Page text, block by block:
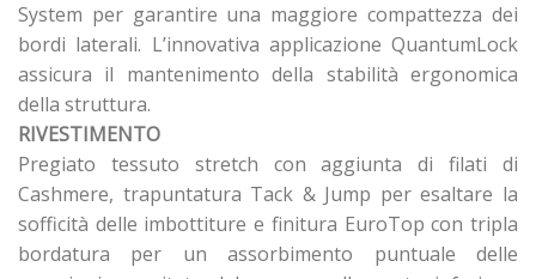
System per garantire una maggiore compattezza dei
bordi laterali. L’innovativa applicazione QuantumLock
assicura il mantenimento della stabilità ergonomica
della struttura.
RIVESTIMENTO
Pregiato tessuto stretch con aggiunta di filati di
Cashmere, trapuntatura Tack & Jump per esaltare la
sofficità delle imbottiture e finitura EuroTop con tripla
bordatura per un assorbimento puntuale delle